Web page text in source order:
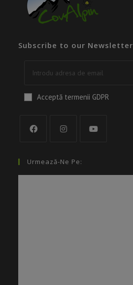
Subscribe to our Newsletter
Acceptă termenii GDPR
Urmează-Ne Pe: